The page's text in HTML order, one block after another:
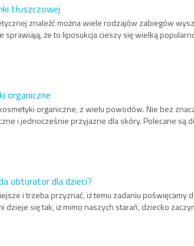
tłuszczowej
znaleźć można wiele rodzajów zabiegów
że to liposukcja cieszy się wielką
organiczne
organiczne, z wielu powodów. Nie bez
i jednocześnie przyjazne dla skóry. Polecane
obturator dla dzieci?
i trzeba przyznać, iż temu zadaniu poświęcamy
dzieje się tak, iż mimo naszych starań, dziecko